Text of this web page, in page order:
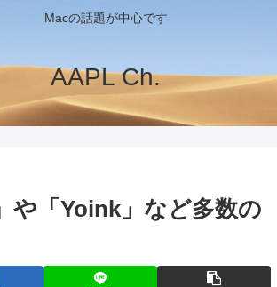
Macの話題が中心です
AAPL Ch.
や「Yoink」など多数の